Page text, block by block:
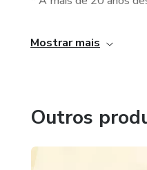
* Ministra
Mostrar mais
Outros